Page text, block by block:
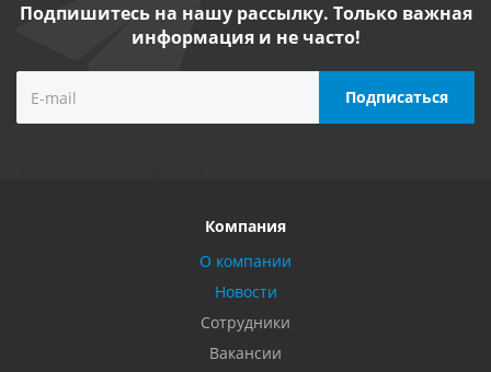
Подпишитесь на нашу рассылку. Только важная
информация и не часто!
Компания
О компании
Новости
Сотрудники
Вакансии